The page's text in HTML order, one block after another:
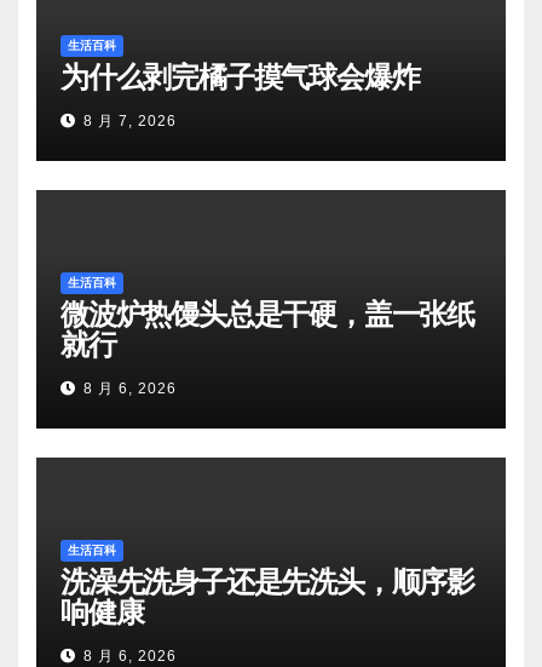
生活百科
为什么剥完橘子摸气球会爆炸
8 月 7, 2026
生活百科
微波炉热馒头总是干硬，盖一张纸
就行
8 月 6, 2026
生活百科
洗澡先洗身子还是先洗头，顺序影
响健康
8 月 6, 2026